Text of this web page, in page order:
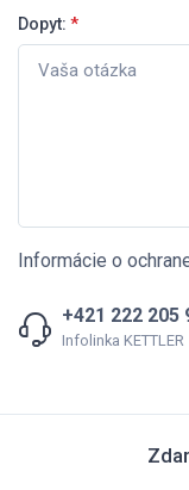
Dopyt: *
Informácie o
+421 222 205
Infolinka KETTLER